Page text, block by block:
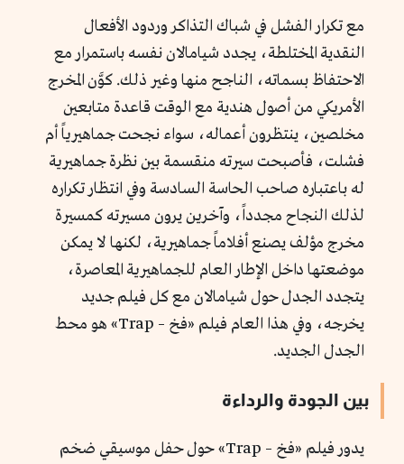
مع تكرار الفشل في شباك التذاكر وردود الأفعال
النقدية المختلطة، يجدد شيامالان نفسه باستمرار مع
الاحتفاظ بسماته، الناجح منها وغير ذلك. كوَّن المخرج
الأمريكي من أصول هندية مع الوقت قاعدة متابعين
مخلصين، ينتظرون أعماله، سواء نجحت جماهيرياً أم
فشلت، فأصبحت سيرته منقسمة بين نظرة جماهيرية
له باعتباره صاحب الحاسة السادسة وفي انتظار تكراره
لذلك النجاح مجدداً، وآخرين يرون مسيرته كمسيرة
مخرج مؤلف يصنع أفلاماً جماهيرية، لكنها لا يمكن
موضعتها داخل الإطار العام للجماهيرية المعاصرة،
يتجدد الجدل حول شيامالان مع كل فيلم جديد
يخرجه، وفي هذا العام فيلم «فخ – Trap» هو محط
الجدل الجديد.
بين الجودة والرداءة
يدور فيلم «فخ – Trap» حول حفل موسيقي ضخم